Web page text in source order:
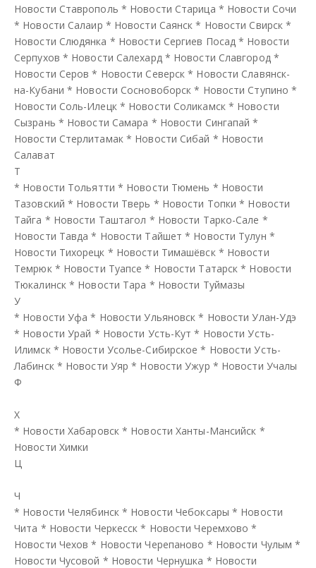
Новости Ставрополь * Новости Старица * Новости Сочи
* Новости Салаир * Новости Саянск * Новости Свирск *
Новости Слюдянка * Новости Сергиев Посад * Новости
Серпухов * Новости Салехард * Новости Славгород *
Новости Серов * Новости Северск * Новости Славянск-
на-Кубани * Новости Сосновоборск * Новости Ступино *
Новости Соль-Илецк * Новости Соликамск * Новости
Сызрань * Новости Самара * Новости Сингапай *
Новости Стерлитамак * Новости Сибай * Новости
Салават
Т
* Новости Тольятти * Новости Тюмень * Новости
Тазовский * Новости Тверь * Новости Топки * Новости
Тайга * Новости Таштагол * Новости Тарко-Сале *
Новости Тавда * Новости Тайшет * Новости Тулун *
Новости Тихорецк * Новости Тимашёвск * Новости
Темрюк * Новости Туапсе * Новости Татарск * Новости
Тюкалинск * Новости Тара * Новости Туймазы
У
* Новости Уфа * Новости Ульяновск * Новости Улан-Удэ
* Новости Урай * Новости Усть-Кут * Новости Усть-
Илимск * Новости Усолье-Сибирское * Новости Усть-
Лабинск * Новости Уяр * Новости Ужур * Новости Учалы
Ф
Х
* Новости Хабаровск * Новости Ханты-Мансийск *
Новости Химки
Ц
Ч
* Новости Челябинск * Новости Чебоксары * Новости
Чита * Новости Черкесск * Новости Черемхово *
Новости Чехов * Новости Черепаново * Новости Чулым *
Новости Чусовой * Новости Чернушка * Новости